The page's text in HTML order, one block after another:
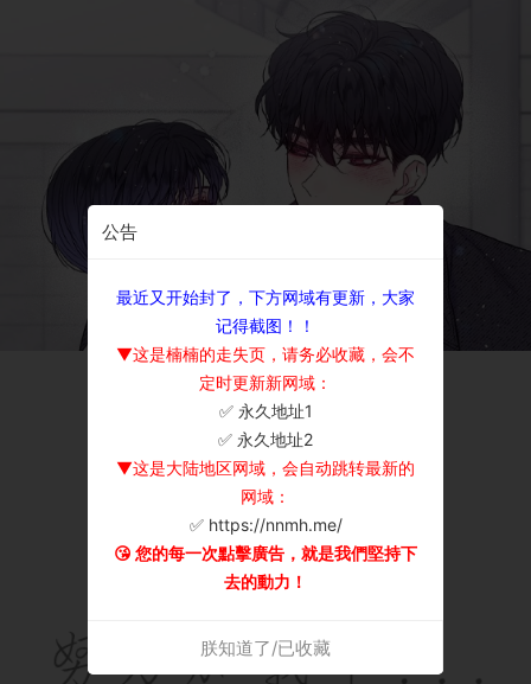
公告
最近又开始封了，下方网域有更新，大家
记得截图！！
▼这是楠楠的走失页，请务必收藏，会不
定时更新新网域：
✅ 永久地址1
✅ 永久地址2
▼这是大陆地区网域，会自动跳转最新的
网域：
✅ https://nnmh.me/
😘 您的每一次點擊廣告，就是我們堅持下
去的動力！
朕知道了/已收藏